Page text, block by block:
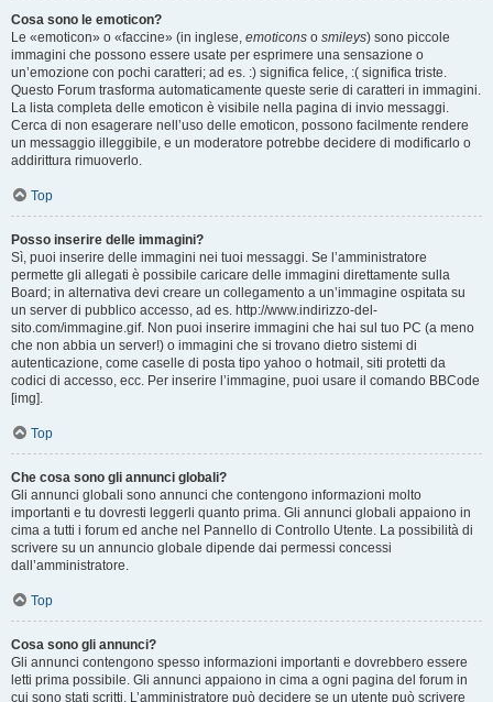
Cosa sono le emoticon?
Le «emoticon» o «faccine» (in inglese, emoticons o smileys) sono piccole
immagini che possono essere usate per esprimere una sensazione o
un’emozione con pochi caratteri; ad es. :) significa felice, :( significa triste.
Questo Forum trasforma automaticamente queste serie di caratteri in immagini.
La lista completa delle emoticon è visibile nella pagina di invio messaggi.
Cerca di non esagerare nell’uso delle emoticon, possono facilmente rendere
un messaggio illeggibile, e un moderatore potrebbe decidere di modificarlo o
addirittura rimuoverlo.
Top
Posso inserire delle immagini?
Sì, puoi inserire delle immagini nei tuoi messaggi. Se l’amministratore
permette gli allegati è possibile caricare delle immagini direttamente sulla
Board; in alternativa devi creare un collegamento a un’immagine ospitata su
un server di pubblico accesso, ad es. http://www.indirizzo-del-
sito.com/immagine.gif. Non puoi inserire immagini che hai sul tuo PC (a meno
che non abbia un server!) o immagini che si trovano dietro sistemi di
autenticazione, come caselle di posta tipo yahoo o hotmail, siti protetti da
codici di accesso, ecc. Per inserire l’immagine, puoi usare il comando BBCode
[img].
Top
Che cosa sono gli annunci globali?
Gli annunci globali sono annunci che contengono informazioni molto
importanti e tu dovresti leggerli quanto prima. Gli annunci globali appaiono in
cima a tutti i forum ed anche nel Pannello di Controllo Utente. La possibilità di
scrivere su un annuncio globale dipende dai permessi concessi
dall’amministratore.
Top
Cosa sono gli annunci?
Gli annunci contengono spesso informazioni importanti e dovrebbero essere
letti prima possibile. Gli annunci appaiono in cima a ogni pagina del forum in
cui sono stati scritti. L’amministratore può decidere se un utente può scrivere